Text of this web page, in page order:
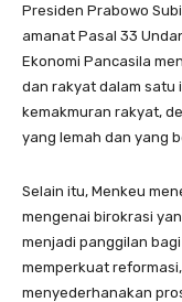
Presiden Prabowo
amanat Pasal 33
Ekonomi Pancasila
dan rakyat dalam satu
kemakmuran rakyat,
yang lemah dan yang
Selain itu, Menkeu
mengenai birokrasi
menjadi panggilan
memperkuat
menyederhanakan